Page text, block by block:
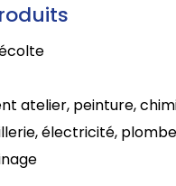
atelier, peinture,
électricité,